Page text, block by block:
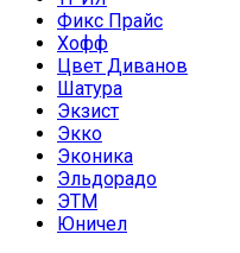
Фикс Прайс
Хофф
Цвет Диванов
Шатура
Экзист
Экко
Эконика
Эльдорадо
ЭТМ
Юничел